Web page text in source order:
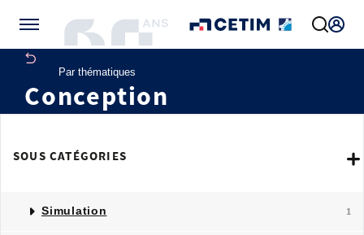
Par thématiques
Conception
SOUS CATÉGORIES
Simulation 1